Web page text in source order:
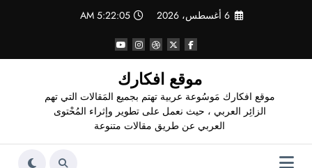
6 أغسطس، 2026 5:22:06 AM
موقع افكارك
موقع افكارك مَوسُوعة عربية تهتم بجميع المَقالات التي تهم
الزائِر العربي ، حيث نعمل على تطوير وإثراء المُحْتوى
العربي عن طريق مقالات متنوعة